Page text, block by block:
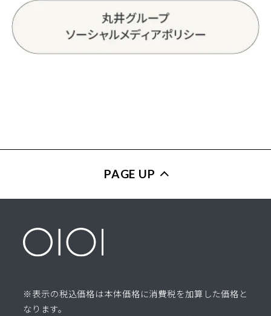
PAGE UP
※表示の税込価格は本体価格に消費税を加算した価格と
なります。